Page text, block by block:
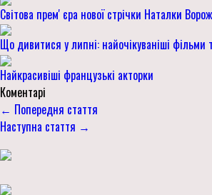
Світова премʼєра нової стрічки Наталки
Що дивитися у липні: найочікуваніші фільми
Найкрасивіші французькі акторки
Коментарі
← Попередня стаття
Наступна стаття →